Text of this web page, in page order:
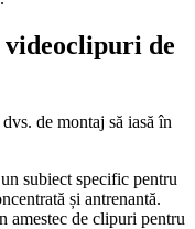
de
de montaj să iasă în
subiect specific pentru
și antrenantă.
amestec de clipuri pentru